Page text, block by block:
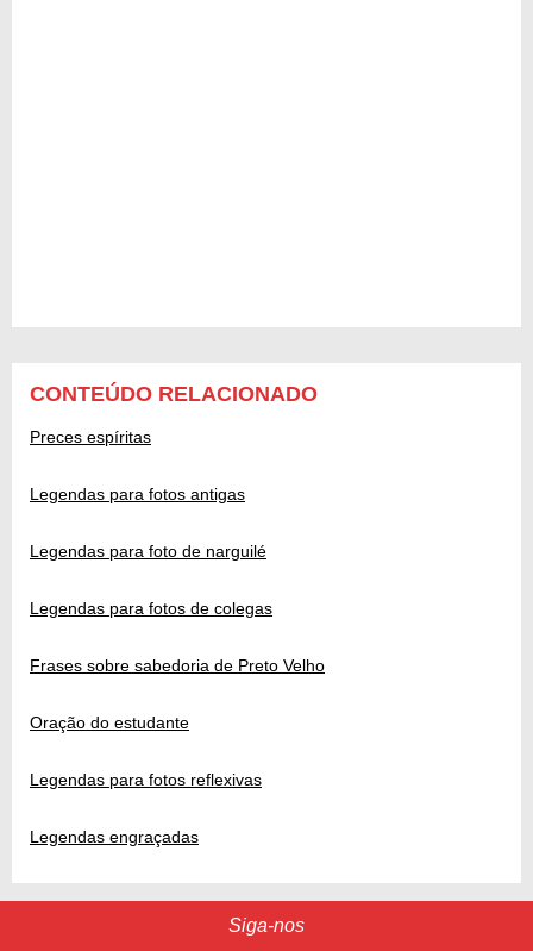
CONTEÚDO RELACIONADO
Preces espíritas
Legendas para fotos antigas
Legendas para foto de narguilé
Legendas para fotos de colegas
Frases sobre sabedoria de Preto Velho
Oração do estudante
Legendas para fotos reflexivas
Legendas engraçadas
Siga-nos